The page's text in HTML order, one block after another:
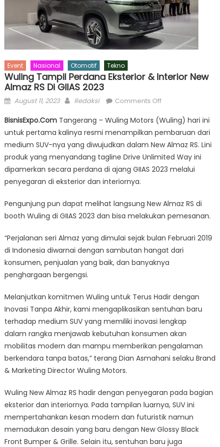
Event Nasional Otomotif Tekno
Wuling Tampil Perdana Eksterior & Interior New
Almaz RS Di GIIAS 2023
Posted
August 11, 2023 Author
Redaksi Comments Offon
Tampil
Perdana
Eksterior
&
Interior
RS
di
2023
BisnisExpo.ComTangerang – Wuling Motors (Wuling) hari ini
untuk pertama kalinya resmi menampilkan pembaruan dari
medium SUV-nya yang diwujudkan dalam New Almaz RS. Lini
produk yang menyandang tagline Drive Unlimited Way ini
dipamerkan secara perdana di ajang GIIAS 2023 melalui
penyegaran di eksterior dan interiornya.
Pengunjung pun dapat melihat langsung New Almaz RS di
booth Wuling di GIIAS 2023 dan bisa melakukan pemesanan.
“Perjalanan seri Almaz yang dimulai sejak bulan Februari 2019
di Indonesia diwarnai dengan sambutan hangat dari
konsumen, penjualan yang baik, dan banyaknya
penghargaan bergengsi.
Melanjutkan komitmen Wuling untuk Terus Hadir dengan
Inovasi Tanpa Akhir, kami mengaplikasikan sentuhan baru
terhadap medium SUV yang memiliki inovasi lengkap
dalam rangka menjawab kebutuhan konsumen akan
mobilitas modern dan mampu memberikan pengalaman
berkendara tanpa batas,” terang Dian Asmahani selaku Brand
& Marketing Director Wuling Motors.
Wuling New Almaz RS hadir dengan penyegaran pada bagian
eksterior dan interiornya. Pada tampilan luarnya, SUV ini
mempertahankan kesan modern dan futuristik namun
memadukan desain yang baru dengan New Glossy Black
Front Bumper & Grille. Selain itu, sentuhan baru juga